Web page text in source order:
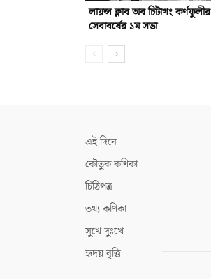
লায়ন্স ক্লাব অব চিটাগং কর্ণফুলীর
সেবাবর্ষের ১ম সভা
এই দিনে
কৌতুক কণিকা
চিঠিপত্র
তথ্য কণিকা
সুখে দুঃখে
হৃদয় বৃত্তি